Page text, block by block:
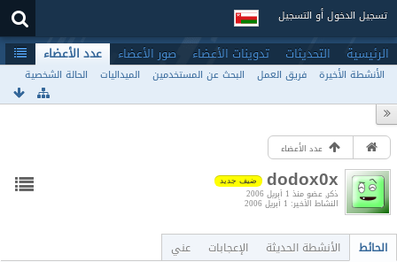
تسجيل الدخول أو التسجيل
الرئيسية التحديثات تدوينات الأعضاء صور الأعضاء عدد الأعضاء
الأنشطة الأخيرة فريق العمل البحث عن المستخدمين الميداليات الحالة الشخصية
عدد الأعضاء
dodox0x ضيف جديد
ذكر عضو منذ 1 أبريل 2006
النشاط الأخير 1 أبريل 2006
الحائط الأنشطة الحديثة الإعجابات عني